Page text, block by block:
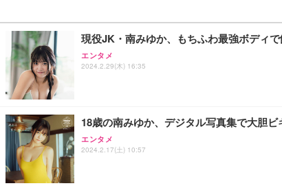
現役JK・南みゆか、もちふわ最強ボディ
エンタメ
2024.2.29(木) 16:35
18歳の南みゆか、デジタル写真集で大胆ビ
エンタメ
2024.2.17(土) 10:57